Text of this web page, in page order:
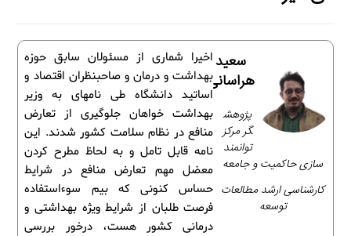
اخیرا شماری از مسئولان سابق حوزه
بهداشت و درمان و صاحب­نظران اقتصاد و
اساتید دانشگاه طی نامه­ای به وزیر
بهداشت خواهان جلوگیری از تعارض
منافع در نظام سلامت کشور شدند. این
نامه قابل تامل و به لحاظ مطرح کردن
معضل مهم تعارض منافع در شرایط
حساس کنونی که بیم سوءاستفاده
فرصت ­طلبان از شرایط ویژه بهداشتی و
درمانی کشور هست، درخور بررسی
سعید
هراسانی
پژوهش
گر مرکز
توانمند
سازی حاکمیت و جامعه
کارشناسی ارشد مطالعات
توسعه